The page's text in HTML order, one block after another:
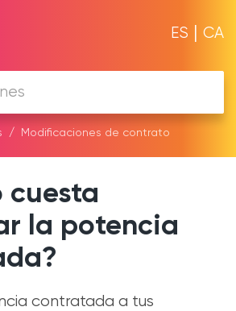
ES | CA
Modificaciones de contrato
cuesta
la potencia
contratada a tus